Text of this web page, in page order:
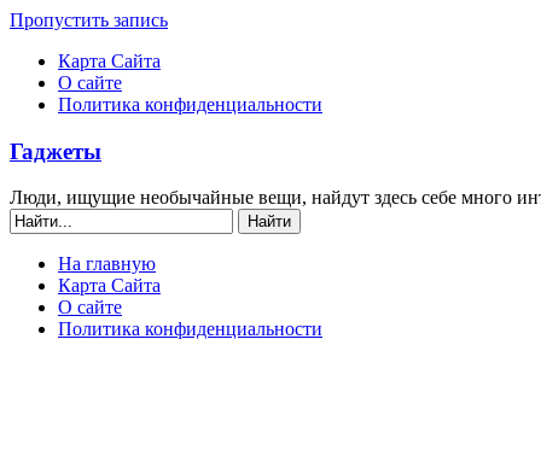
Пропустить запись
Карта Сайта
О сайте
Политика конфиденциальности
Гаджеты
Люди, ищущие необычайные вещи, найдут здесь себе много
На главную
Карта Сайта
О сайте
Политика конфиденциальности